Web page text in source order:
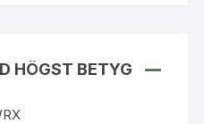
HÖGST BETYG